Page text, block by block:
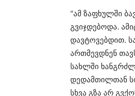
“ამ ზაფხულში
გვიჯდებოდა.
დავტოვებდით.
ართმევდნენ
სახლში
დედამთილთან
სხვა გზა არ